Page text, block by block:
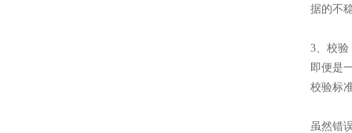
据的不
3、校验
即便是
校验标
虽然错